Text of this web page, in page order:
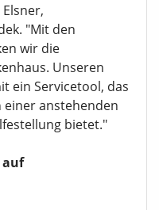
"Mit den
wir die
Unseren
ein Servicetool, das
anstehenden
bietet."
auf